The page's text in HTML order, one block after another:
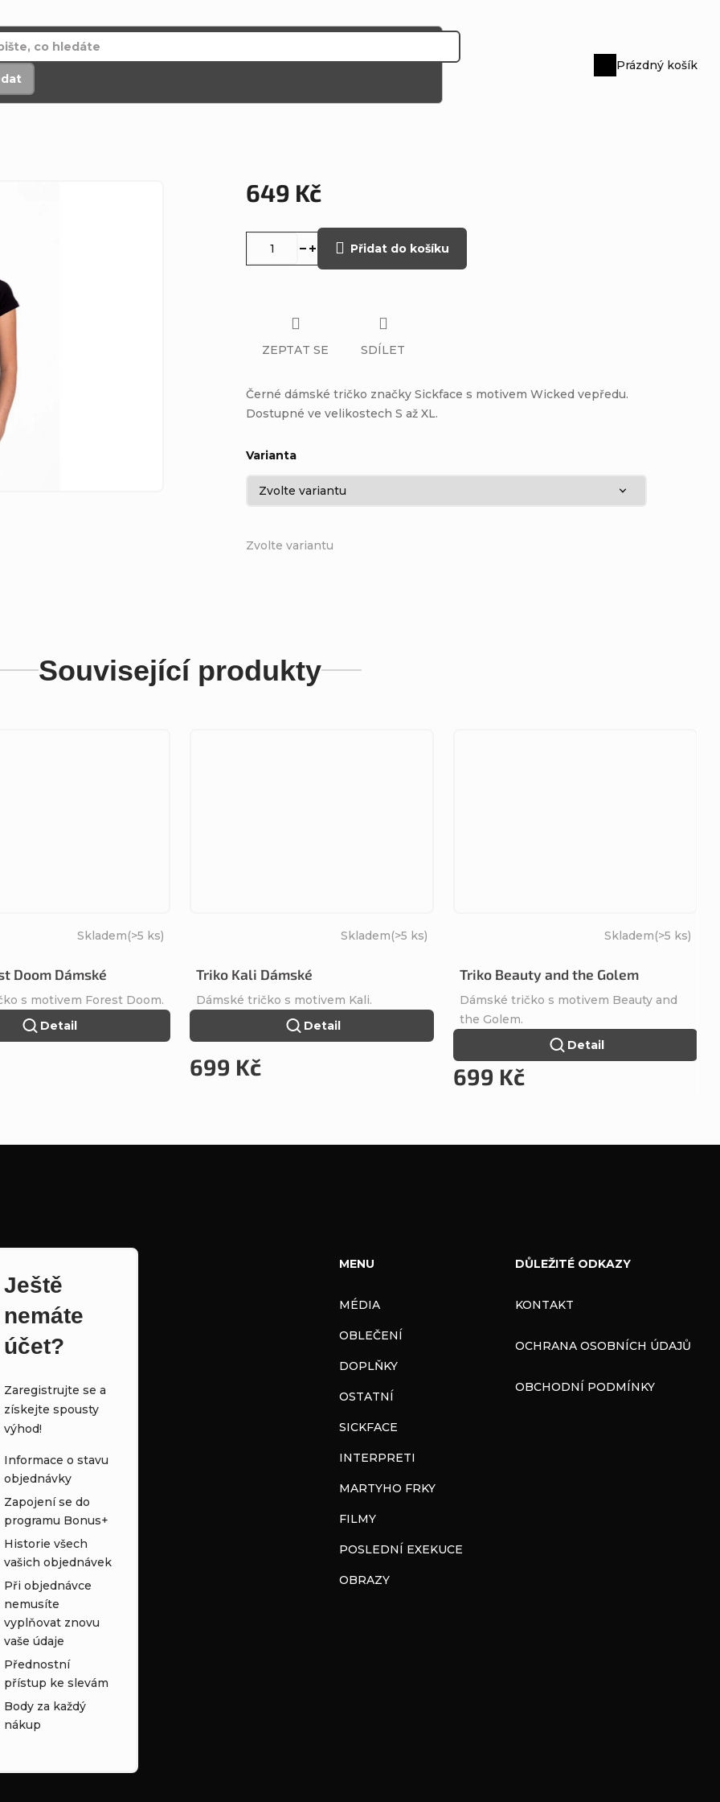
Nákupní
Prázdný košík
649 Kč
Zvolte variantu
Varianta
Přidat do košíku
Černé dámské tričko značky Sickface s motivem Wicked vepředu.
Dostupné ve velikostech S až XL.
ZEPTAT SE SDÍLET
Související produkty
Doom Dámské
Skladem(>5 ks)
Detail
s motivem Forest Doom.
Triko Kali Dámské
Skladem(>5 ks)
699 Kč
Detail
Dámské tričko s motivem Kali.
Triko Beauty and the Golem
Skladem(>5 ks)
699 Kč
Detail
Dámské tričko s motivem Beauty and
the Golem.
Ještě
nemáte
účet?
Zaregistrujte se a
získejte spousty
výhod!
Informace o stavu
objednávky
Zapojení se do
programu Bonus+
Historie všech
vašich objednávek
Při objednávce
nemusíte
vyplňovat znovu
vaše údaje
Přednostní
přístup ke slevám
Body za každý
nákup
MENU
MÉDIA
OBLEČENÍ
DOPLŇKY
OSTATNÍ
SICKFACE
INTERPRETI
MARTYHO FRKY
FILMY
POSLEDNÍ EXEKUCE
OBRAZY
DŮLEŽITÉ ODKAZY
KONTAKT
OCHRANA OSOBNÍCH ÚDAJŮ
OBCHODNÍ PODMÍNKY